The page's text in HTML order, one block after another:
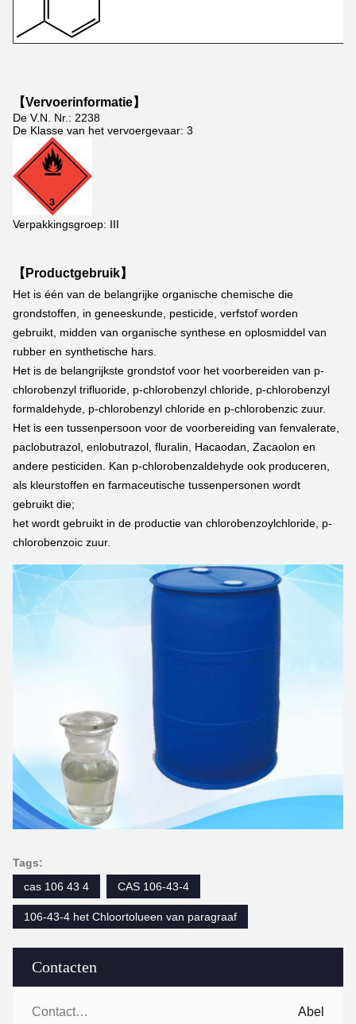
Contacten
Contacten: Abel
【Vervoerinformatie】
De V.N. Nr.: 2238
De Klasse van het vervoergevaar: 3
Verpakkingsgroep: III
【Productgebruik】
Het is één van de belangrijke organische chemische die
grondstoffen, in geneeskunde, pesticide, verfstof worden
gebruikt, midden van organische synthese en oplosmiddel van
rubber en synthetische hars.
Het is de belangrijkste grondstof voor het voorbereiden van p-
chlorobenzyl trifluoride, p-chlorobenzyl chloride, p-chlorobenzyl
formaldehyde, p-chlorobenzyl chloride en p-chlorobenzic zuur.
Het is een tussenpersoon voor de voorbereiding van fenvalerate,
paclobutrazol, enlobutrazol, fluralin, Hacaodan, Zacaolon en
andere pesticiden. Kan p-chlorobenzaldehyde ook produceren,
als kleurstoffen en farmaceutische tussenpersonen wordt
gebruikt die;
het wordt gebruikt in de productie van chlorobenzoylchloride, p-
chlorobenzoic zuur.
Tags:
cas 106 43 4
CAS 106-43-4
106-43-4 het Chloortolueen van paragraaf